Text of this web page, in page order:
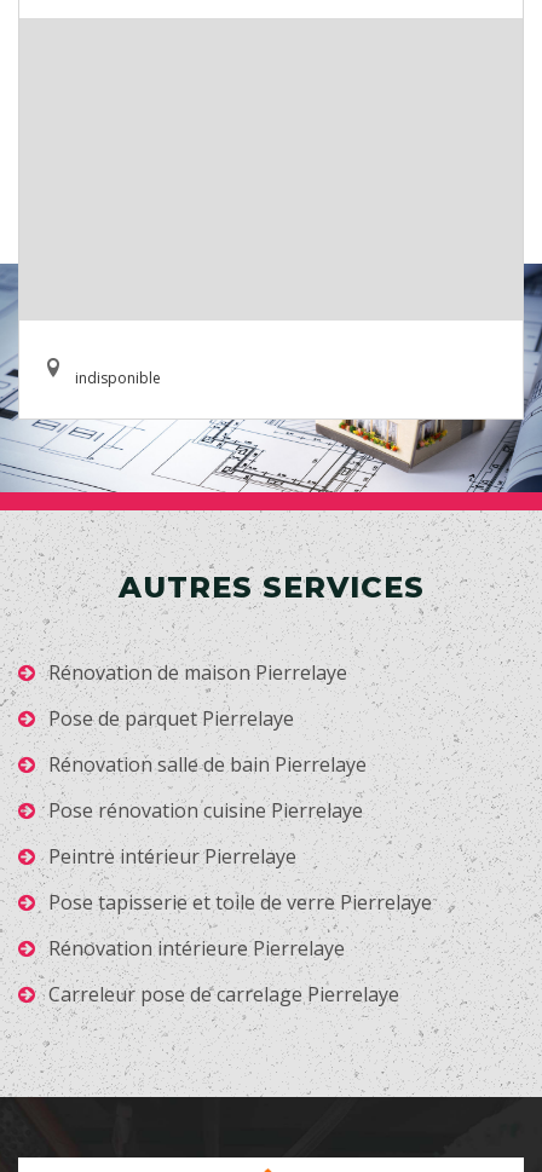
indisponible
AUTRES SERVICES
Rénovation de maison Pierrelaye
Pose de parquet Pierrelaye
Rénovation salle de bain Pierrelaye
Pose rénovation cuisine Pierrelaye
Peintre intérieur Pierrelaye
Pose tapisserie et toile de verre Pierrelaye
Rénovation intérieure Pierrelaye
Carreleur pose de carrelage Pierrelaye